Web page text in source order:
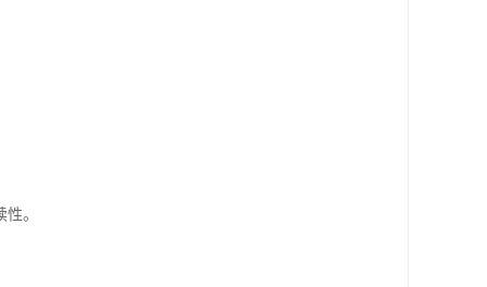
。